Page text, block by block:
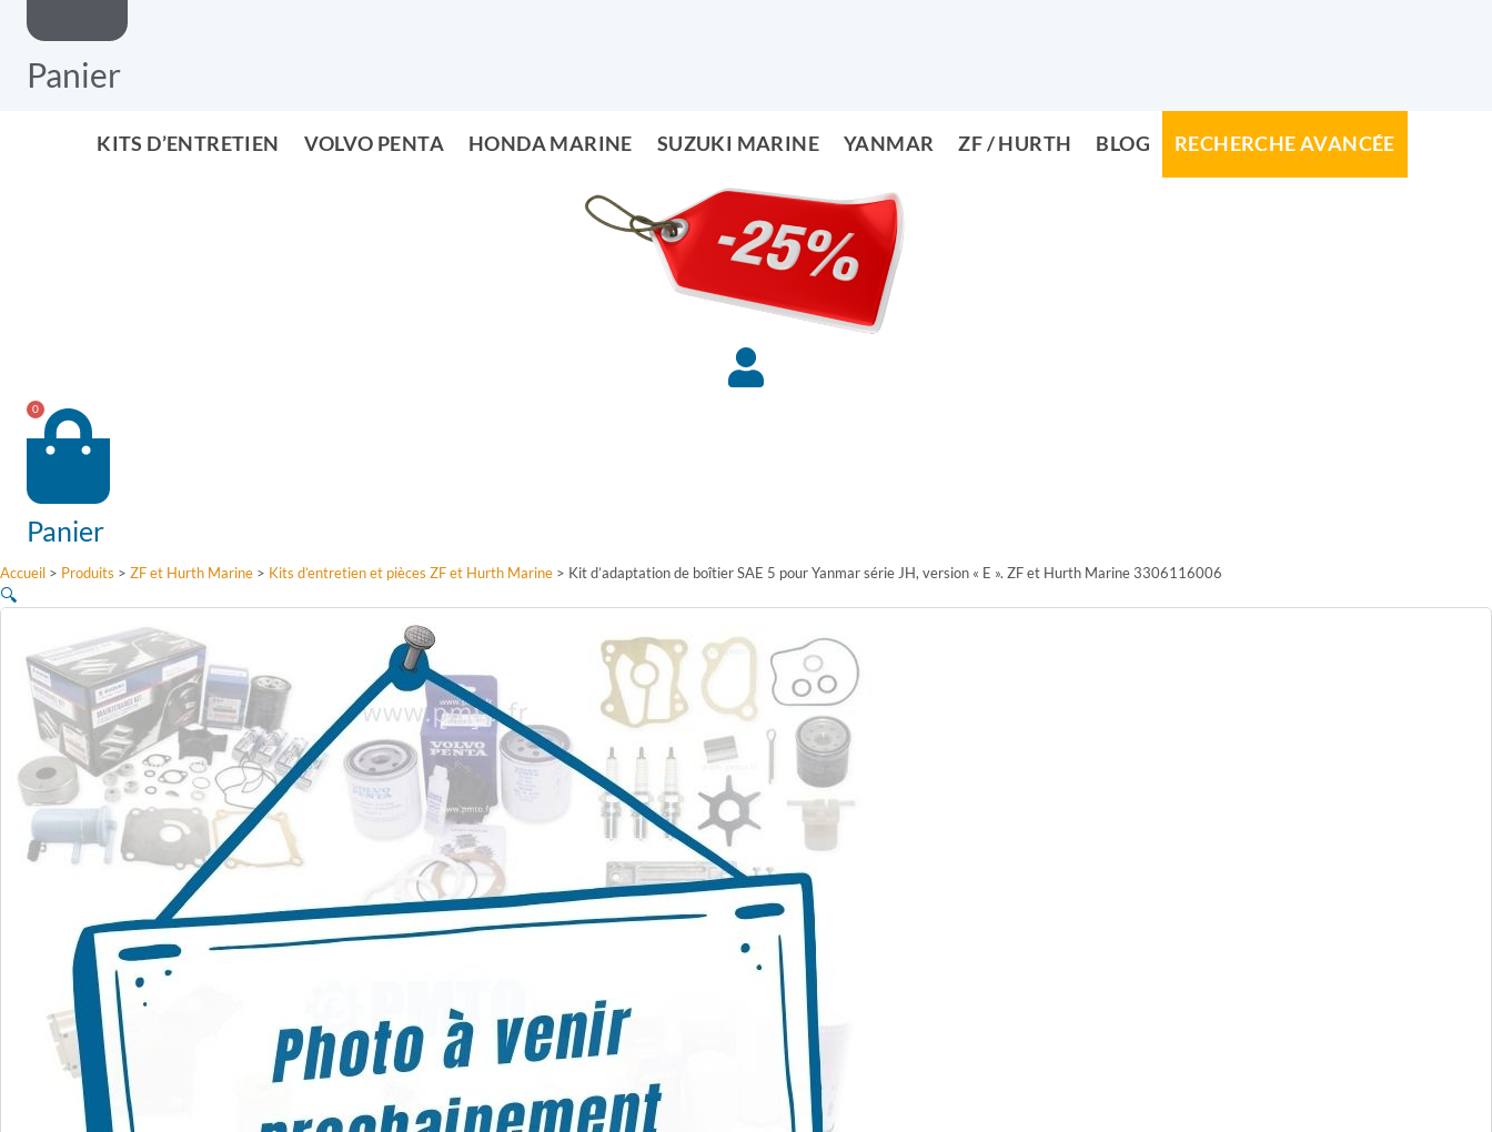
Panier
KITS D’ENTRETIEN VOLVO PENTA HONDA MARINE SUZUKI MARINE YANMAR ZF / HURTH BLOG RECHERCHE AVANCÉE
0
Panier
Accueil > Produits > ZF et Hurth Marine > Kits d’entretien et pièces ZF et Hurth Marine > Kit d’adaptation de boîtier SAE 5 pour Yanmar série JH, version « E ». ZF et Hurth Marine 3306116006
🔍